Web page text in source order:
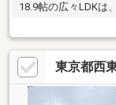
18.9帖の広々LDKは
しめます。1階には
寝室としても便利。
し、ご家族それぞれ
た。全居室収納に加
実。水回り設備交
東京都西